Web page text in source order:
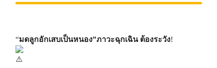
“มดลูกอักเสบเป็นหนอง”ภาวะฉุกเฉิน ต้องระวัง!